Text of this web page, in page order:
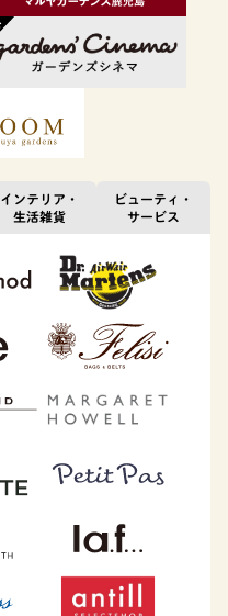
インテリア・
生活雑貨
ビューティ・
サービス